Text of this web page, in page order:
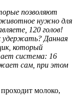
позволяют
нужно для
120 голов!
удержать? Данная
который
система: 16
сам, при этом